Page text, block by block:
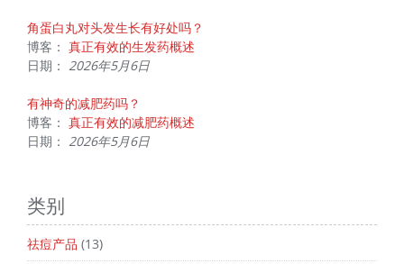
角蛋白丸对头发生长有好处吗？
博客： 真正有效的生发药概述
日期： 2026年5月6日
有神奇的减肥药吗？
博客： 真正有效的减肥药概述
日期： 2026年5月6日
类别
祛痘产品 (13)